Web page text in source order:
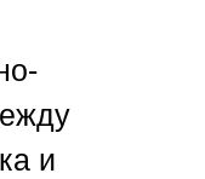
и